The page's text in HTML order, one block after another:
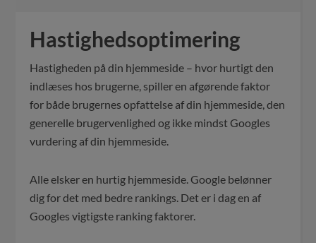
Hastighedsoptimering
Hastigheden på din hjemmeside – hvor hurtigt den
indlæses hos brugerne, spiller en afgørende faktor
for både brugernes opfattelse af din hjemmeside, den
generelle brugervenlighed og ikke mindst Googles
vurdering af din hjemmeside.
Alle elsker en hurtig hjemmeside. Google belønner
dig for det med bedre rankings. Det er i dag en af
Googles vigtigste ranking faktorer.